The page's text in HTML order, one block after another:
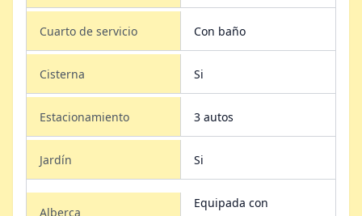
Cuarto de servicio Con baño
Cisterna Si
Estacionamiento 3 autos
Jardín Si
Alberca
Equipada con